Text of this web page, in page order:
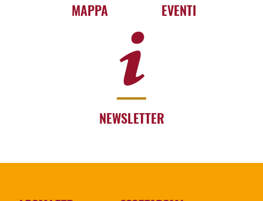
MAPPA EVENTI
NEWSLETTER